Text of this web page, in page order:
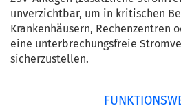
unverzichtbar, um in kritischen
Krankenhäusern, Rechenzentren
eine unterbrechungsfreie
sicherzustellen.